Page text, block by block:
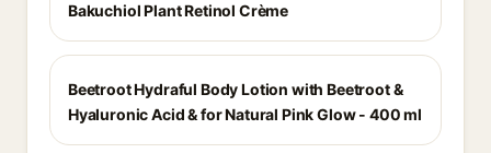
Bakuchiol Plant Retinol Crème
Beetroot Hydraful Body Lotion with Beetroot &
Hyaluronic Acid & for Natural Pink Glow - 400 ml